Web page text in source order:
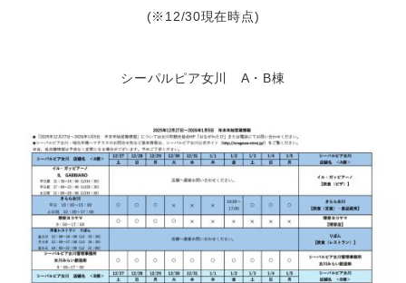
(※12/30現在時点)
シーパルピア女川 A・B棟